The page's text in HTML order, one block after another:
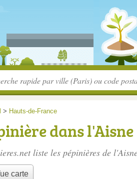
> Hauts-de-France
dans l'Aisne
liste les pépinières de
carte